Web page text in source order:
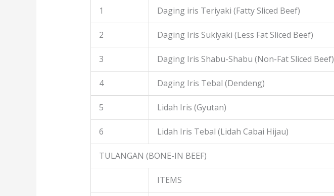
1 Daging iris Teriyaki (Fatty Sliced Beef)
2 Daging Iris Sukiyaki (Less Fat Sliced Beef)
3 Daging Iris Shabu-Shabu (Non-Fat Sliced Beef)
4 Daging Iris Tebal (Dendeng)
5 Lidah Iris (Gyutan)
6 Lidah Iris Tebal (Lidah Cabai Hijau)
TULANGAN (BONE-IN BEEF)
ITEMS